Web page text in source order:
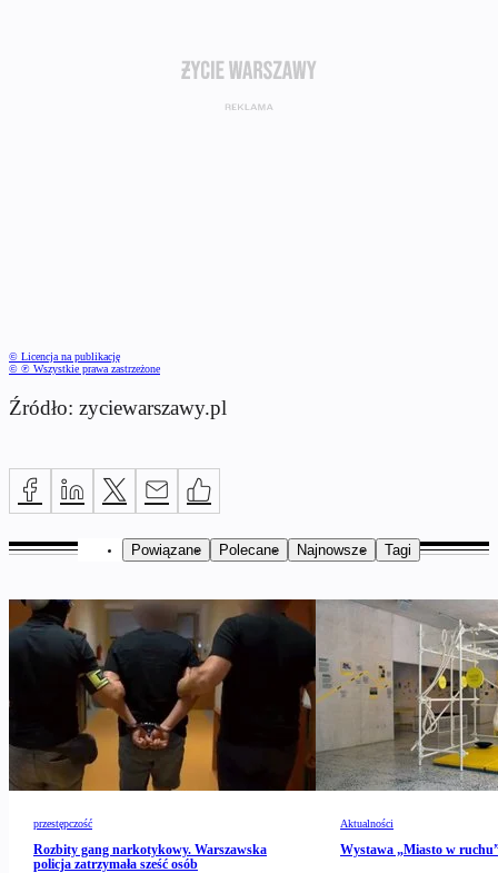
© Licencja na publikację
© ℗ Wszystkie prawa zastrzeżone
Źródło: zyciewarszawy.pl
Powiązane Polecane Najnowsze Tagi
przestępczość
Rozbity gang narkotykowy. Warszawska
policja zatrzymała sześć osób
Aktualności
Wystawa „Miasto w